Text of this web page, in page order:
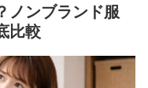
ノンブランド服
比較